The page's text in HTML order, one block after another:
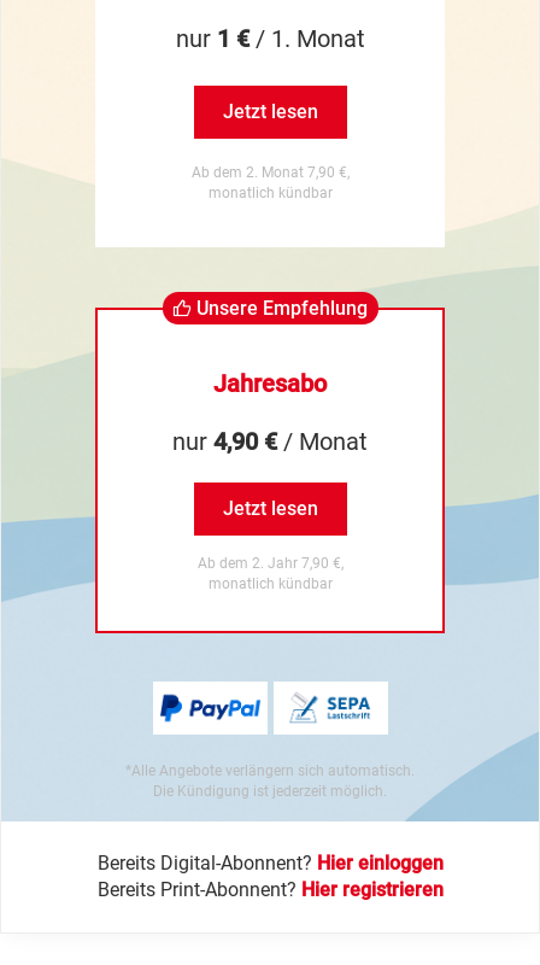
nur 1 €/ 1. Monat
Jetzt lesen
Ab dem 2. Monat 7,90 €,
monatlich kündbar
Unsere Empfehlung
Jahresabo
nur 4,90 €/ Monat
Jetzt lesen
Ab dem 2. Jahr 7,90 €,
monatlich kündbar
*Alle Angebote verlängern sich automatisch.
Die Kündigung ist jederzeit möglich.
Bereits Digital-Abonnent? Hier einloggen
Bereits Print-Abonnent? Hier registrieren